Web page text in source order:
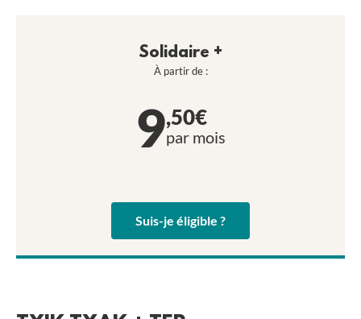
Solidaire +
À partir de :
9,50€
par mois
Suis-je éligible ?